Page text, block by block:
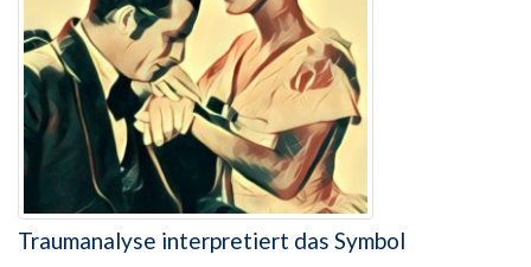
Traumanalyse interpretiert das Symbol